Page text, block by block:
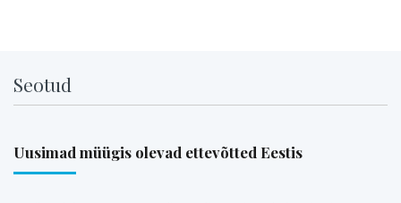
Seotud
Uusimad müügis olevad ettevõtted Eestis